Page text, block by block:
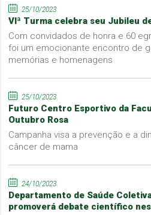
25/10/2023
VIª Turma celebra seu Jubileu
Com convidados de honra e 60
foi um emocionante encontro de
memórias e homenagens
25/10/2023
Futuro Centro Esportivo da
Outubro Rosa
Campanha visa a prevenção e a
câncer de mama
24/10/2023
Departamento de Saúde
promoverá debate científico